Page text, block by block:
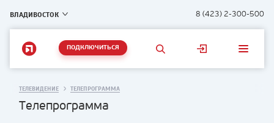
ВЛАДИВОСТОК 8 (423) 2-300-500
ПОДКЛЮЧИТЬСЯ
ТЕЛЕВИДЕНИЕ ТЕЛЕПРОГРАММА
Телепрограмма